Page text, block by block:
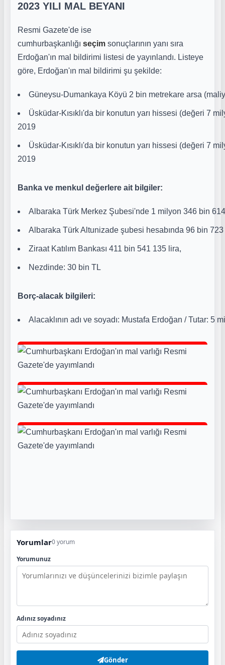
2023 YILI MAL BEYANI
Resmi Gazete'de ise
cumhurbaşkanlığı seçim sonuçlarının yanı sıra
Erdoğan'ın mal bildirimi listesi de yayınlandı. Listeye
göre, Erdoğan'ın mal bildirimi şu şekilde:
Güneysu-Dumankaya Köyü 2 bin metrekare arsa
Üsküdar-Kısıklı'da bir konutun yarı hissesi (değeri 7
2019
Üsküdar-Kısıklı'da bir konutun yarı hissesi (değeri 7
2019
Banka ve menkul değerlere ait bilgiler:
Albaraka Türk Merkez Şubesi'nde 1 milyon 346 bin
Albaraka Türk Altunizade şubesi hesabında 96 bin
Ziraat Katılım Bankası 411 bin 541 135 lira,
Nezdinde: 30 bin TL
Borç-alacak bilgileri:
Alacaklının adı ve soyadı: Mustafa Erdoğan / Tutar: 5
Yorumlar0 yorum
Yorumunuz
Adınız soyadınız
Gönder